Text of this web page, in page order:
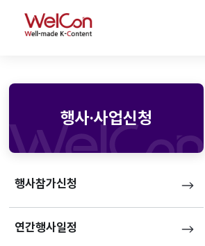
WelCon
행사·사업신청
행사참가신청
연간행사일정